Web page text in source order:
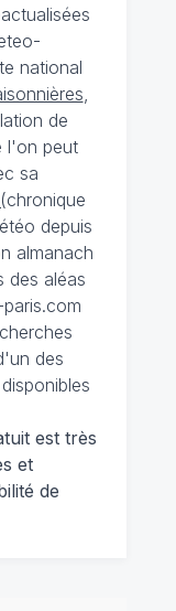
national
de
l'on peut
sa
(chronique
depuis
almanach
des aléas
des
est très
et
de